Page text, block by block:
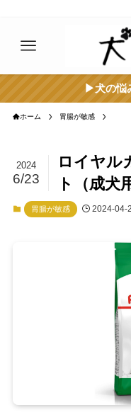
▶︎犬の悩
ホーム 胃腸が敏感
ロイヤル
ト（成犬
2024
6/23
胃腸が敏感 2024-04-